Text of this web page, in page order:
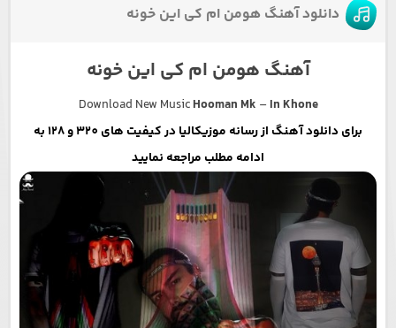
دانلود آهنگ هومن ام کی این خونه
آهنگ هومن ام کی این خونه
Download New MusicHooman Mk – In Khone
برای دانلود آهنگ از رسانه موزیکالیا در کیفیت های 320 و 128 به
ادامه مطلب مراجعه نمایید